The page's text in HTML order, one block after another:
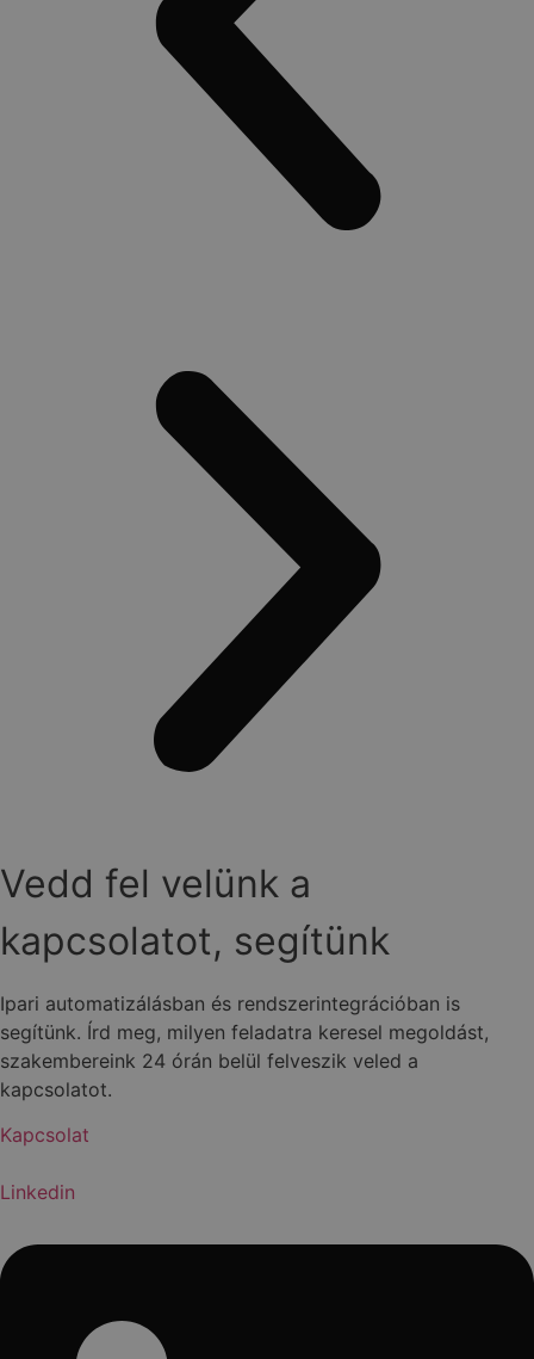
Vedd fel velünk a
kapcsolatot, segítünk
Ipari automatizálásban és rendszerintegrációban is
segítünk. Írd meg, milyen feladatra keresel megoldást,
szakembereink 24 órán belül felveszik veled a
kapcsolatot.
Kapcsolat
Linkedin